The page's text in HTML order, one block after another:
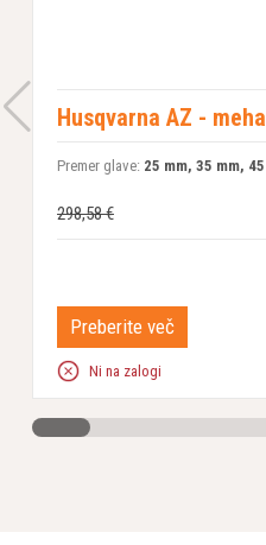
Husqvarna AZ -
Premer glave: 25 mm, 35 mm,
298,58 €
Preberite več
Ni na zalogi